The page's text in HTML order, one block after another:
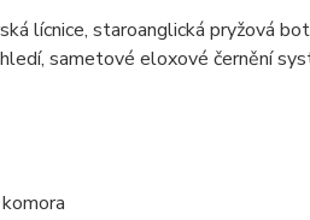
lícnice, staroanglická pryžová
sametové eloxové černění